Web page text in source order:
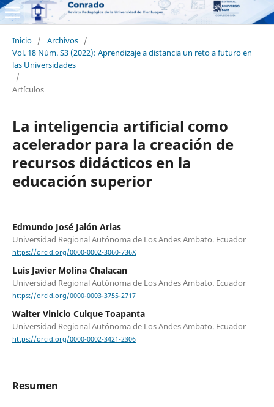
Inicio / Archivos /
Vol. 18 Núm. S3 (2022): Aprendizaje a distancia un reto a futuro en
las Universidades
/
Artículos
La inteligencia artificial como
acelerador para la creación de
recursos didácticos en la
educación superior
Edmundo José Jalón Arias
Universidad Regional Autónoma de Los Andes Ambato. Ecuador
https://orcid.org/0000-0002-3060-736X
Luis Javier Molina Chalacan
Universidad Regional Autónoma de Los Andes Ambato. Ecuador
https://orcid.org/0000-0003-3755-2717
Walter Vinicio Culque Toapanta
Universidad Regional Autónoma de Los Andes Ambato. Ecuador
https://orcid.org/0000-0002-3421-2306
Resumen